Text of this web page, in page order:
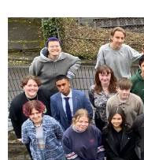
Impressum
Disclaimer
Matomo-Opt-Out